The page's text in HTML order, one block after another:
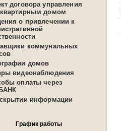
договора управления
домом
о привлечении к
коммунальных
домов
видеонаблюдения
оплаты через
информации
График работы